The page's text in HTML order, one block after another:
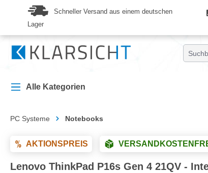
Zur Hauptnavigation springen
Schneller Versand aus einem deutschen
Lager
Alle Kategorien
PC Systeme Notebooks
AKTIONSPREIS
Lenovo ThinkPad P16s Gen 4 21QV -